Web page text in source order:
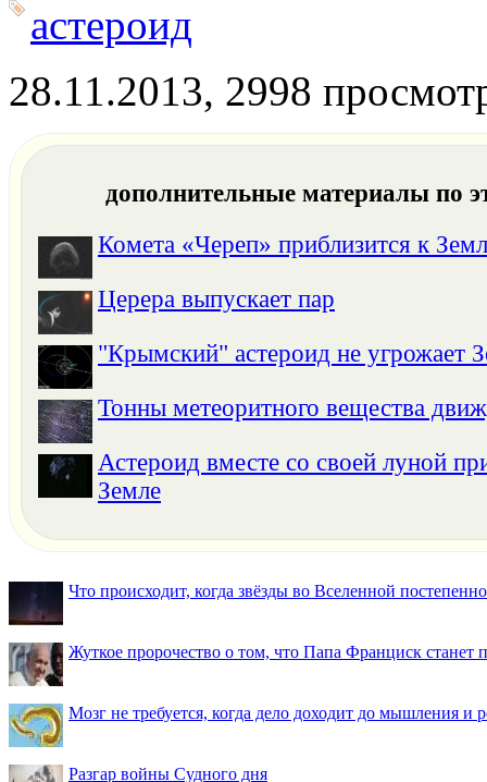
астероид
28.11.2013, 2998
дополнительные материалы по
Комета «Череп» приблизится к
Церера выпускает пар
"Крымский" астероид не угрожает
Тонны метеоритного вещества
Астероид вместе со своей луной
Земле
Что происходит, когда звёзды во Вселенной
Жуткое пророчество о том, что Папа Франциск
Мозг не требуется, когда дело доходит до мышления и
Разгар войны Судного дня